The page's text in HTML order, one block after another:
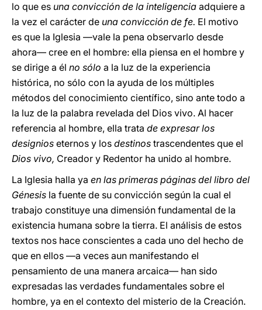
lo que es una convicción de la inteligencia adquiere a
la vez el carácter de una convicción de fe. El motivo
es que la Iglesia —vale la pena observarlo desde
ahora— cree en el hombre: ella piensa en el hombre y
se dirige a él no sólo a la luz de la experiencia
histórica, no sólo con la ayuda de los múltiples
métodos del conocimiento científico, sino ante todo a
la luz de la palabra revelada del Dios vivo. Al hacer
referencia al hombre, ella trata de expresar los
designios eternos y los destinos trascendentes que el
Dios vivo, Creador y Redentor ha unido al hombre.
La Iglesia halla ya en las primeras páginas del libro del
Génesis la fuente de su convicción según la cual el
trabajo constituye una dimensión fundamental de la
existencia humana sobre la tierra. El análisis de estos
textos nos hace conscientes a cada uno del hecho de
que en ellos —a veces aun manifestando el
pensamiento de una manera arcaica— han sido
expresadas las verdades fundamentales sobre el
hombre, ya en el contexto del misterio de la Creación.